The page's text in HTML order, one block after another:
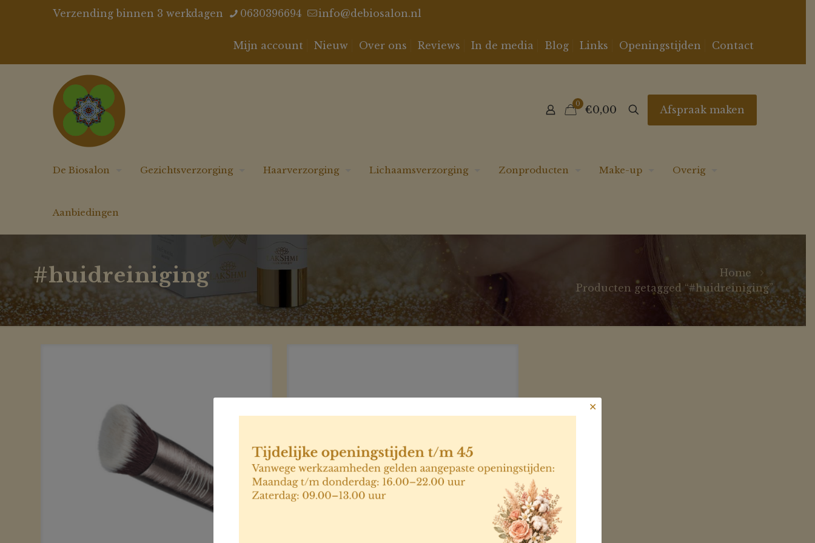
Verzending binnen 3 werkdagen 0630396694 info@debiosalon.nl
Mijn account Nieuw Over ons Reviews In de media Blog Links Openingstijden Contact
0 €0,00 Afspraak maken
De Biosalon Gezichtsverzorging Haarverzorging Lichaamsverzorging Zonproducten Make-up Overig
Aanbiedingen
#huidreiniging
Home
Producten getagged “#huidreiniging”
✕